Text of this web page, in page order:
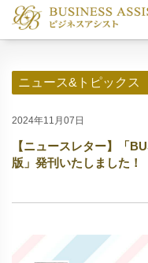
ニュース&トピックス
2024年11月07日
【ニュースレター】「
版」発刊いたしました！